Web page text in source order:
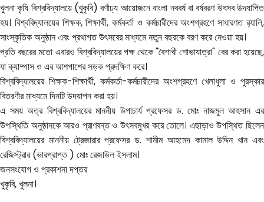
খুলনা কৃষি বিশ্ববিদ্যালয়ে (খুকৃবি) বর্ণাঢ্য আয়োজনে বাংলা নববর্ষ বা বর্ষবরণ উৎসব উদযাপিত
হয়। বিশ্ববিদ্যালয়ের শিক্ষক, শিক্ষার্থী, কর্মকর্তা ও কর্মচারীদের অংশগ্রহণে সাধারণত র্যালি,
সাংস্কৃতিক অনুষ্ঠান এবং প্রথাগত উৎসবের মাধ্যমে নতুন বছরকে বরণ করে নেওয়া হয়।
প্রতি বছরের মতো এবারও বিশ্ববিদ্যালয়ের পক্ষ থেকে "বৈশাখী শোভাযাত্রা" বের করা হয়েছে,
যা ক্যাম্পাস ও এর আশপাশের সড়ক প্রদক্ষিণ করে।
বিশ্ববিদ্যালয়ের শিক্ষক-শিক্ষার্থী, কর্মকর্তা-কর্মচারীদের অংশগ্রহণে খেলাধুলা ও পুরস্কার
বিতরণীর মাধ্যমে দিনটি উদযাপন করা হয়।
এ সময় অত্র বিশ্ববিদ্যালয়ের মাননীয় উপাচার্য প্রফেসর ড. মোঃ নাজমুল আহসান এর
উপস্থিতি অনুষ্ঠানকে আরও প্রাণবন্ত ও উৎসবমুখর করে তোলে। এছাড়াও উপস্থিত ছিলেন
বিশ্ববিদ্যালয়ের মাননীয় ট্রেজারার প্রফেসর ড. শামীম আহমেদ কামাল উদ্দিন খান এবং
রেজিস্ট্রার (ভারপ্রাপ্ত ) মোঃ রেজাউল ইসলাম।
জনসংযোগ ও প্রকাশনা দপ্তর
খুকৃবি, খুলনা।